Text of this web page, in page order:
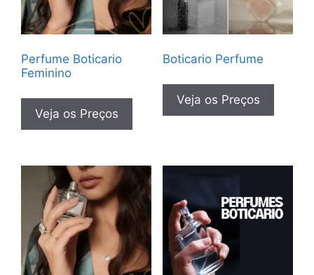
Perfume Boticario
Feminino
Veja os Preços
Boticario Perfume
Veja os Preços